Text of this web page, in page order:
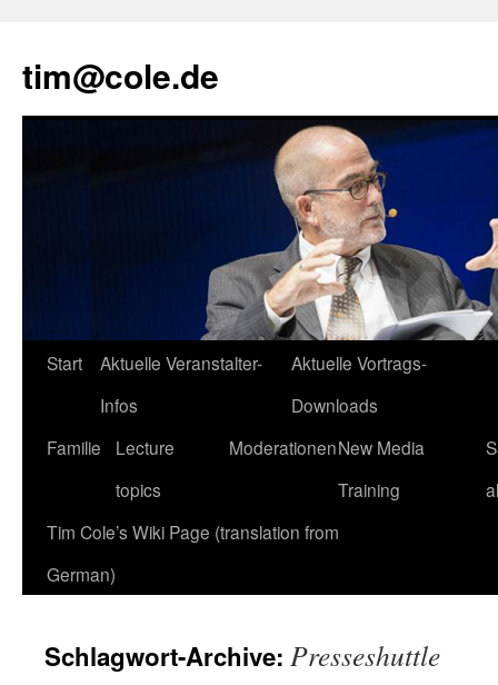
tim@cole.de
Start
Aktuelle Veranstalter-
Infos
Aktuelle Vortrags-
Downloads
Familie
Lecture
topics
ModerationenNew Media
Training
Tim Cole’s Wiki Page (translation from
German)
Schlagwort-Archive: Presseshuttle